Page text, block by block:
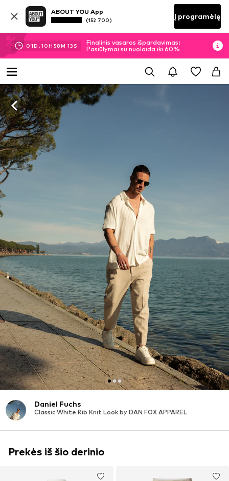
ABOUT YOU App
(152 700) Į programėlę
01D.10H 58M 12 S
Finalinis vasaros išpardavimas:
Pasiūlymai su nuolaida iki 60%
Daniel Fuchs
Classic White Rib Knit Look by DAN FOX APPAREL
Prekės iš šio derinio